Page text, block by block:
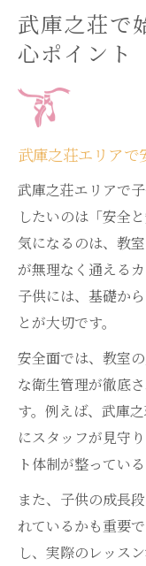
由
武庫之
バレエを子供
子供がバ
バレエレ
は
習い事
バレエを
尼崎市で選ぶ
尼崎バレ
説
武庫之荘
ガイド
子供が安
条件
武庫之荘で
心ポイント
武庫之荘エリアで
武庫之荘エリアで
したいのは「安全
気になるのは、教
が無理なく通える
子供には、基礎か
とが大切です。
安全面では、教室
な衛生管理が徹底
す。例えば、武庫
にスタッフが見守
ト体制が整ってい
また、子供の成長
れているかも重要
し、実際のレッス